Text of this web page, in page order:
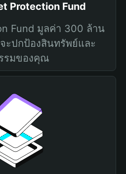
Protection Fund
Fund มูลค่า 300 ล้าน
ะปกป้องสินทรัพย์และ
รมของคุณ